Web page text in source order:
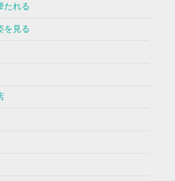
たれる
を見る